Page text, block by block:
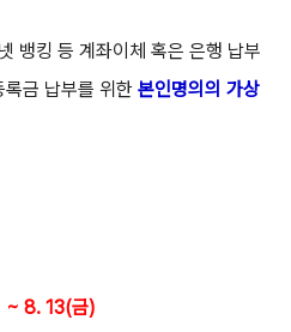
뱅킹 등 계좌이체 혹은 은행 납부
금 납부를 위한 본인명의의 가상
~ 8. 13(금)